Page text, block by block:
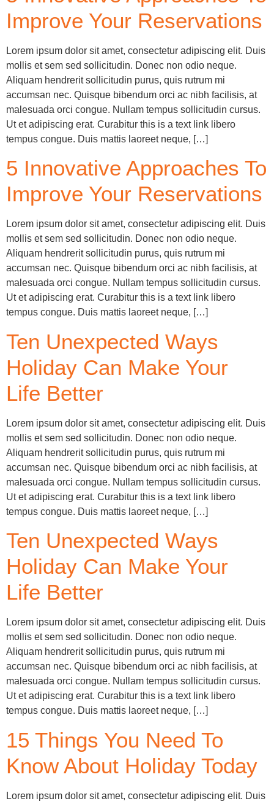
Improve Your Reservations
Lorem ipsum dolor sit amet, consectetur adipiscing elit. Duis
mollis et sem sed sollicitudin. Donec non odio neque.
Aliquam hendrerit sollicitudin purus, quis rutrum mi
accumsan nec. Quisque bibendum orci ac nibh facilisis, at
malesuada orci congue. Nullam tempus sollicitudin cursus.
Ut et adipiscing erat. Curabitur this is a text link libero
tempus congue. Duis mattis laoreet neque, […]
5 Innovative Approaches To
Improve Your Reservations
Lorem ipsum dolor sit amet, consectetur adipiscing elit. Duis
mollis et sem sed sollicitudin. Donec non odio neque.
Aliquam hendrerit sollicitudin purus, quis rutrum mi
accumsan nec. Quisque bibendum orci ac nibh facilisis, at
malesuada orci congue. Nullam tempus sollicitudin cursus.
Ut et adipiscing erat. Curabitur this is a text link libero
tempus congue. Duis mattis laoreet neque, […]
Ten Unexpected Ways
Holiday Can Make Your
Life Better
Lorem ipsum dolor sit amet, consectetur adipiscing elit. Duis
mollis et sem sed sollicitudin. Donec non odio neque.
Aliquam hendrerit sollicitudin purus, quis rutrum mi
accumsan nec. Quisque bibendum orci ac nibh facilisis, at
malesuada orci congue. Nullam tempus sollicitudin cursus.
Ut et adipiscing erat. Curabitur this is a text link libero
tempus congue. Duis mattis laoreet neque, […]
Ten Unexpected Ways
Holiday Can Make Your
Life Better
Lorem ipsum dolor sit amet, consectetur adipiscing elit. Duis
mollis et sem sed sollicitudin. Donec non odio neque.
Aliquam hendrerit sollicitudin purus, quis rutrum mi
accumsan nec. Quisque bibendum orci ac nibh facilisis, at
malesuada orci congue. Nullam tempus sollicitudin cursus.
Ut et adipiscing erat. Curabitur this is a text link libero
tempus congue. Duis mattis laoreet neque, […]
15 Things You Need To
Know About Holiday Today
Lorem ipsum dolor sit amet, consectetur adipiscing elit. Duis